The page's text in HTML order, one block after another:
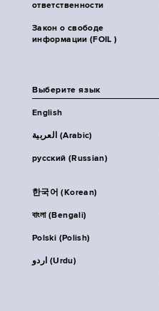
ответственности
Закон о свободе
информации (FOIL )
Выберите язык
English
العربية (Arabic)
русский (Russian)
한국어 (Korean)
বাংলা (Bengali)
Polski (Polish)
اردو (Urdu)